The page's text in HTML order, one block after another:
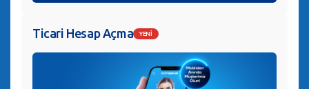
Ticari Hesap Açma YENİ